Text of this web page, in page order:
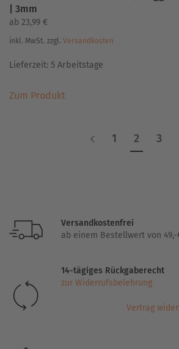
| 3mm
ab 23,99 €
inkl. MwSt. zzgl. Versandkosten
Lieferzeit: 5 Arbeitstage
Zum ProduktProdukt
Varianten
der
werden
1 2 3
Versandkostenfrei
ab einem Bestellwert von 49,-
14-tägiges Rückgaberecht
zur Widerrufsbelehrung
Vertrag